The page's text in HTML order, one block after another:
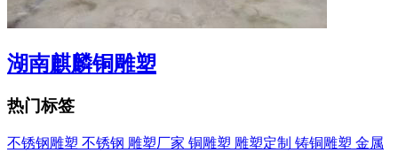
湖南麒麟铜雕塑
热门标签
不锈钢雕塑 不锈钢 雕塑厂家 铜雕塑 雕塑定制 铸铜雕塑 金属